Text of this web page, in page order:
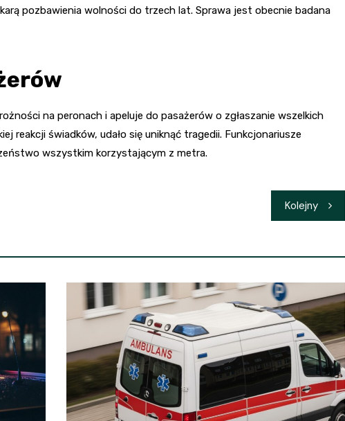
pozbawienia wolności do trzech lat. Sprawa jest obecnie badana
na peronach i apeluje do pasażerów o zgłaszanie wszelkich
reakcji świadków, udało się uniknąć tragedii. Funkcjonariusze
wszystkim korzystającym z metra.
Kolejny